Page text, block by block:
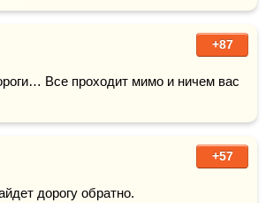
+87
Все проходит мимо и ничем вас
+57
дорогу обратно.